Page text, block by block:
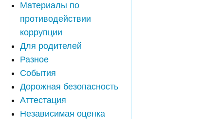
Материалы по
противодействии
коррупции
Для родителей
Разное
События
Дорожная безопасность
Аттестация
Независимая оценка